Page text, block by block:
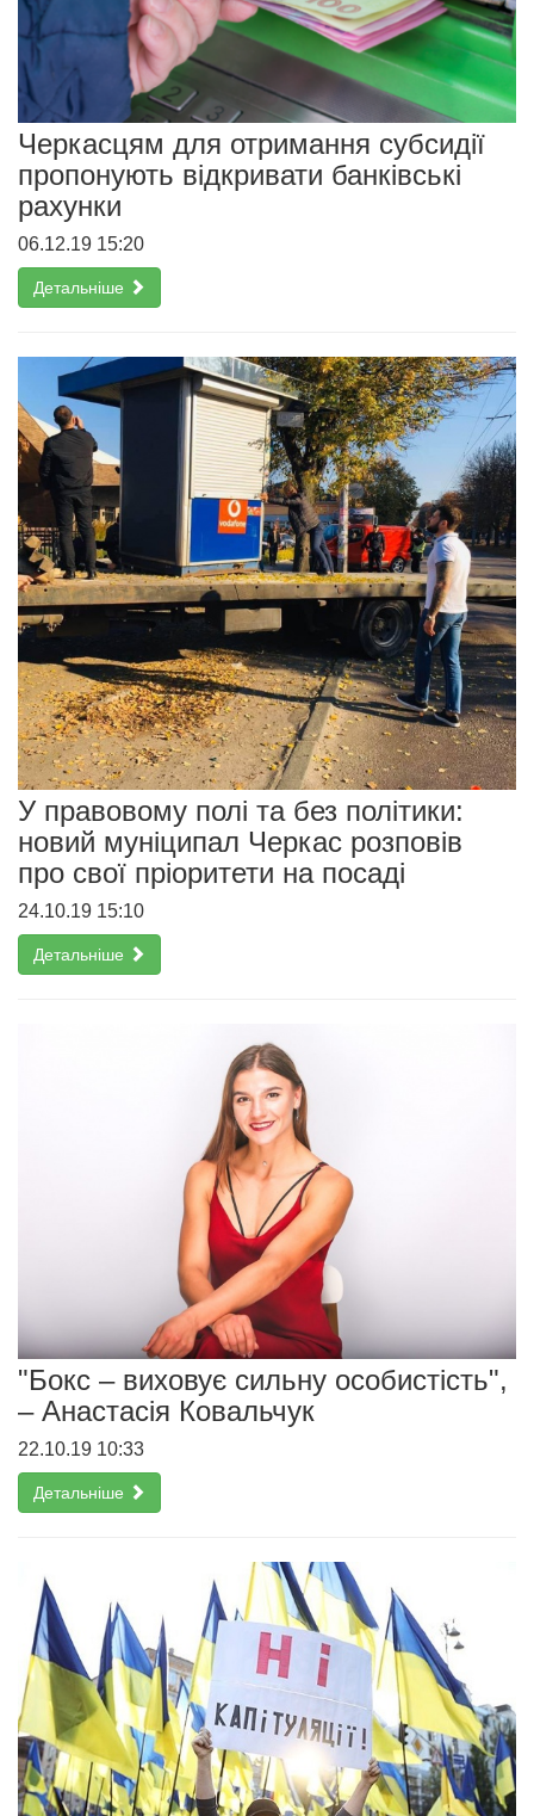
Черкасцям для отримання субсидії
пропонують відкривати банківські
рахунки
06.12.19 15:20
Детальніше
У правовому полі та без політики:
новий муніципал Черкас розповів
про свої пріоритети на посаді
24.10.19 15:10
Детальніше
"Бокс – виховує сильну особистість",
– Анастасія Ковальчук
22.10.19 10:33
Детальніше